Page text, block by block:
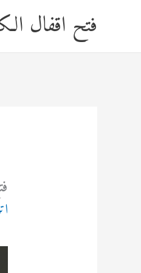
المحتوى
فتح اقفال